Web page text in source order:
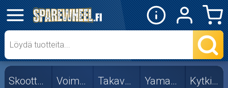
✕
Mopon osat
Skootterin osat
Skootterin osat Voimansiirto Takavariaattori Yamaha/MBK Kytkinkellot